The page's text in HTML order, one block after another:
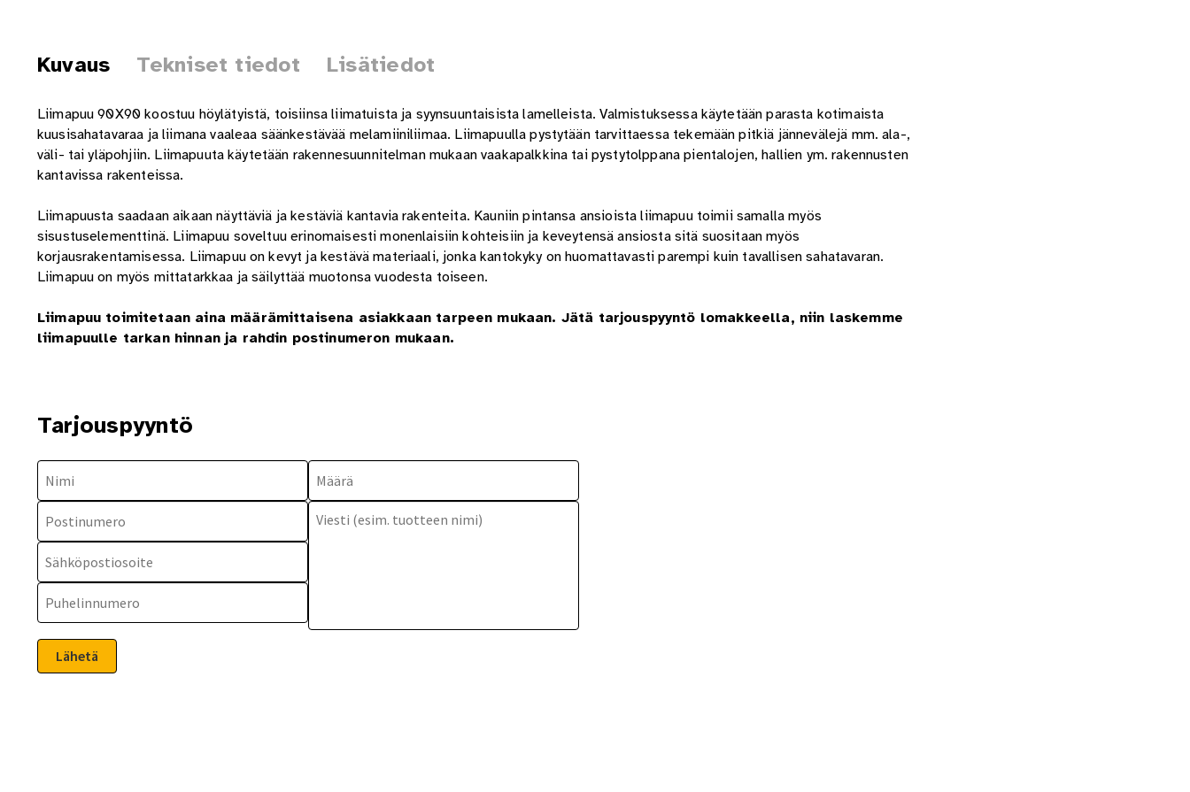
Kuvaus Tekniset tiedot Lisätiedot
Liimapuu 90X90 koostuu höylätyistä, toisiinsa liimatuista ja syynsuuntaisista lamelleista. Valmistuksessa käytetään parasta kotimaista
kuusisahatavaraa ja liimana vaaleaa säänkestävää melamiiniliimaa. Liimapuulla pystytään tarvittaessa tekemään pitkiä jännevälejä mm. ala-,
väli- tai yläpohjiin. Liimapuuta käytetään rakennesuunnitelman mukaan vaakapalkkina tai pystytolppana pientalojen, hallien ym. rakennusten
kantavissa rakenteissa.
Liimapuusta saadaan aikaan näyttäviä ja kestäviä kantavia rakenteita. Kauniin pintansa ansioista liimapuu toimii samalla myös
sisustuselementtinä. Liimapuu soveltuu erinomaisesti monenlaisiin kohteisiin ja keveytensä ansiosta sitä suositaan myös
korjausrakentamisessa. Liimapuu on kevyt ja kestävä materiaali, jonka kantokyky on huomattavasti parempi kuin tavallisen sahatavaran.
Liimapuu on myös mittatarkkaa ja säilyttää muotonsa vuodesta toiseen.
Liimapuu toimitetaan aina määrämittaisena asiakkaan tarpeen mukaan. Jätä tarjouspyyntö lomakkeella, niin laskemme
liimapuulle tarkan hinnan ja rahdin postinumeron mukaan.
Tarjouspyyntö